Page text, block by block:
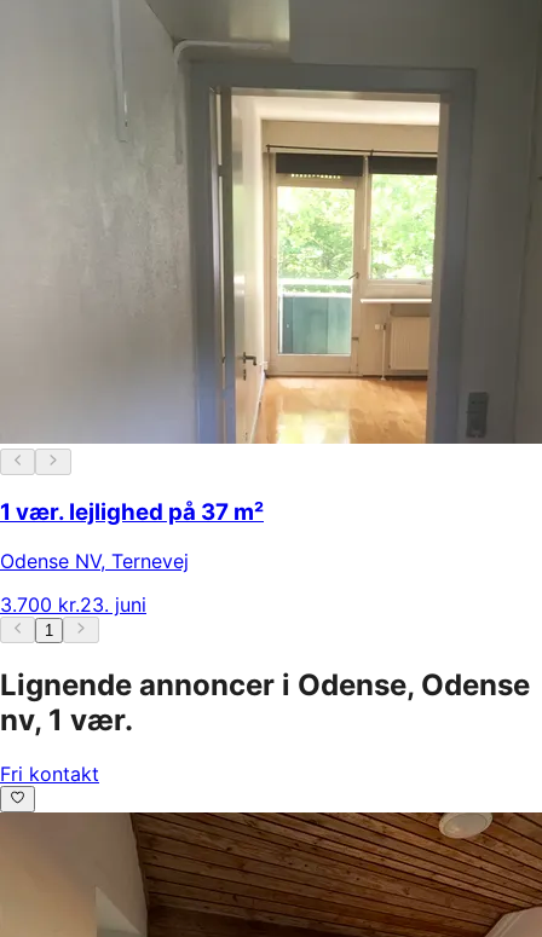
1 vær. lejlighed på 37 m²
Odense NV, Ternevej
3.700 kr.23. juni
1
Lignende annoncer i Odense, Odense
nv, 1 vær.
Fri kontakt